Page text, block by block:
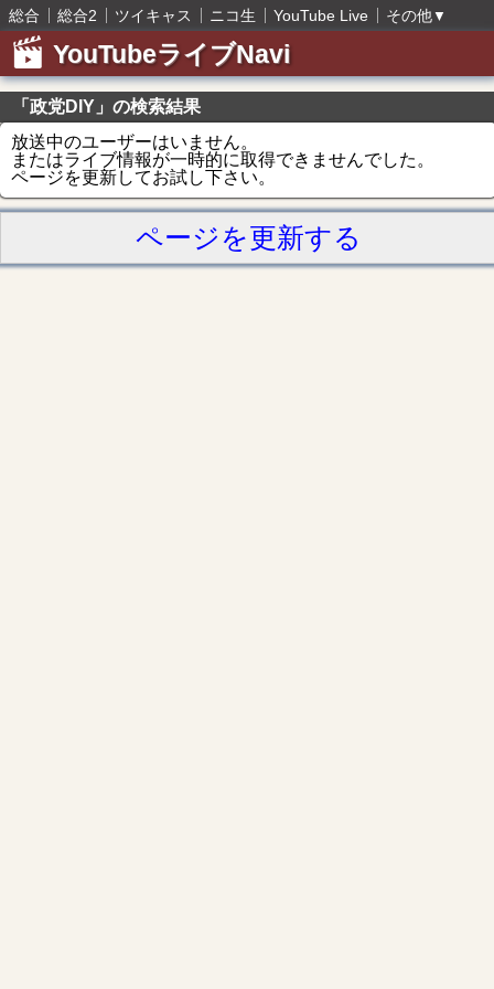
総合 総合2 ツイキャス ニコ生 YouTube Live その他▼
YouTubeライブNavi
「政党DIY」の検索結果
放送中のユーザーはいません。
またはライブ情報が一時的に取得できませんでした。
ページを更新してお試し下さい。
ページを更新する